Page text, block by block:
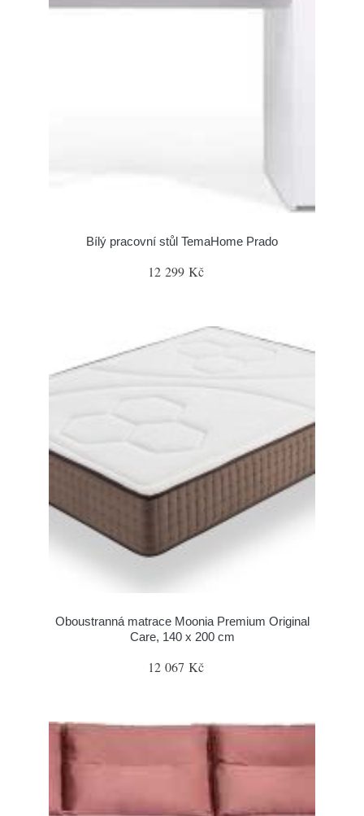
Bílý pracovní stůl TemaHome Prado
12 299 Kč
Oboustranná matrace Moonia Premium Original
Care, 140 x 200 cm
12 067 Kč